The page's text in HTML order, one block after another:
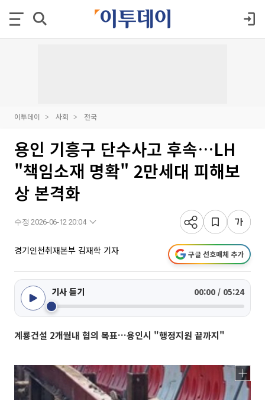
이투데이 사회 전국
용인 기흥구 단수사고 후속…LH
"책임소재 명확" 2만세대 피해보
상 본격화
수정 2026-06-12 20:04
경기인천취재본부 김재학 기자 구글 선호매체 추가
기사 듣기 00:00 / 05:24
계룡건설 2개월내 협의 목표…용인시 "행정지원 끝까지"